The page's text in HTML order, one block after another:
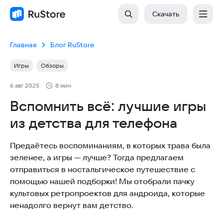
Скачать
Главная Блог RuStore
Игры Обзоры
6 авг 2025 8 мин.
Вспомнить всё: лучшие игры
из детства для телефона
Предаётесь воспоминаниям, в которых трава была
зеленее, а игры — лучше? Тогда предлагаем
отправиться в ностальгическое путешествие с
помощью нашей подборки! Мы отобрали пачку
культовых ретропроектов для андроида, которые
ненадолго вернут вам детство.